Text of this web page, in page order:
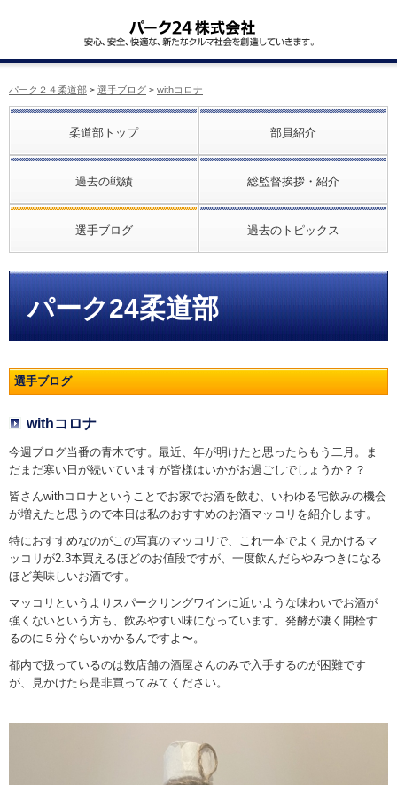
パーク２４柔道部 > 選手ブログ > withコロナ
柔道部トップ 部員紹介
過去の戦績 総監督挨拶・紹介
選手ブログ 過去のトピックス
パーク24柔道部
選手ブログ
withコロナ
今週ブログ当番の青木です。最近、年が明けたと思ったらもう二月。ま
だまだ寒い日が続いていますが皆様はいかがお過ごしでしょうか？？
皆さんwithコロナということでお家でお酒を飲む、いわゆる宅飲みの機会
が増えたと思うので本日は私のおすすめのお酒マッコリを紹介します。
特におすすめなのがこの写真のマッコリで、これ一本でよく見かけるマ
ッコリが2.3本買えるほどのお値段ですが、一度飲んだらやみつきになる
ほど美味しいお酒です。
マッコリというよりスパークリングワインに近いような味わいでお酒が
強くないという方も、飲みやすい味になっています。発酵が凄く開栓す
るのに５分ぐらいかかるんですよ〜。
都内で扱っているのは数店舗の酒屋さんのみで入手するのが困難です
が、見かけたら是非買ってみてください。